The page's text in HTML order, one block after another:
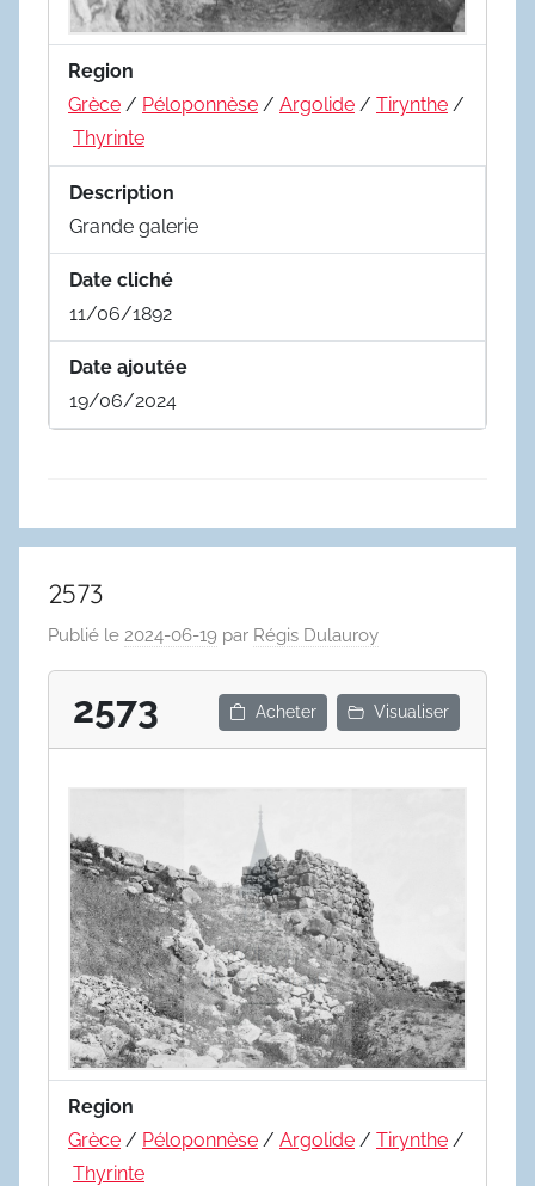
Region
Grèce / Péloponnèse / Argolide / Tirynthe /
Thyrinte
Description
Grande galerie
Date cliché
11/06/1892
Date ajoutée
19/06/2024
2573
Publié le 2024-06-19 par Régis Dulauroy
2573 Acheter Visualiser
Region
Grèce / Péloponnèse / Argolide / Tirynthe /
Thyrinte